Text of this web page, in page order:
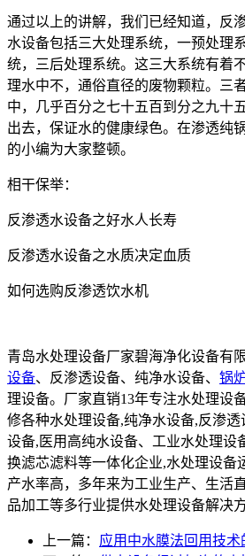
通过以上的讲解，我们已经知道，反
水设备包括三大处理系统，一预处理
统，三后处理系统。这三大系统有着
理水中不，通俗直径的废物颗粒。三
中，几乎百分之七十五百到分之九十
出去，保证水的健康绿色。在渗透纯
的小编为大家整顿。
相干保举：
反渗透水设备之好水人长寿
反渗透水设备之水质决定血质
如何选购反渗透饮水机
青岛水处理设备厂家碧海净化设备有
设备、反渗透设备、纯净水设备、 锅
理设备。厂家直销13年专注水处理设
修各种水处理设备,纯净水设备,反渗
设备,医用高纯水设备、工业水处理设
换滤芯滤料等一体化企业,水处理设备
产水率高，多年来为工业生产、生活
品加工等多行业提供水处理设备解决方
上一篇： 应用中水膜法回用技术